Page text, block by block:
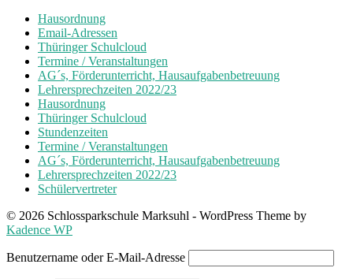
Hausordnung
Email-Adressen
Thüringer Schulcloud
Termine / Veranstaltungen
AG´s, Förderunterricht, Hausaufgabenbetreuung
Lehrersprechzeiten 2022/23
Hausordnung
Thüringer Schulcloud
Stundenzeiten
Termine / Veranstaltungen
AG´s, Förderunterricht, Hausaufgabenbetreuung
Lehrersprechzeiten 2022/23
Schülervertreter
© 2026 Schlossparkschule Marksuhl - WordPress Theme by
Kadence WP
Benutzername oder E-Mail-Adresse